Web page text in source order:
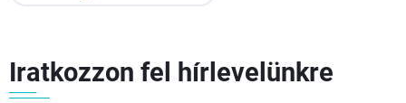
Iratkozzon fel hírlevelünkre